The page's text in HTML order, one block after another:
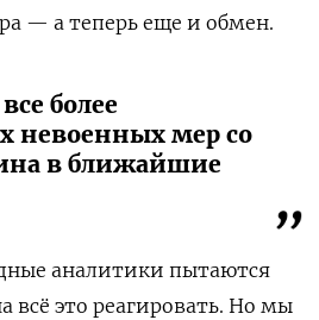
— а теперь еще и обмен.
более
невоенных мер со
в ближайшие
аналитики пытаются
всё это реагировать. Но мы